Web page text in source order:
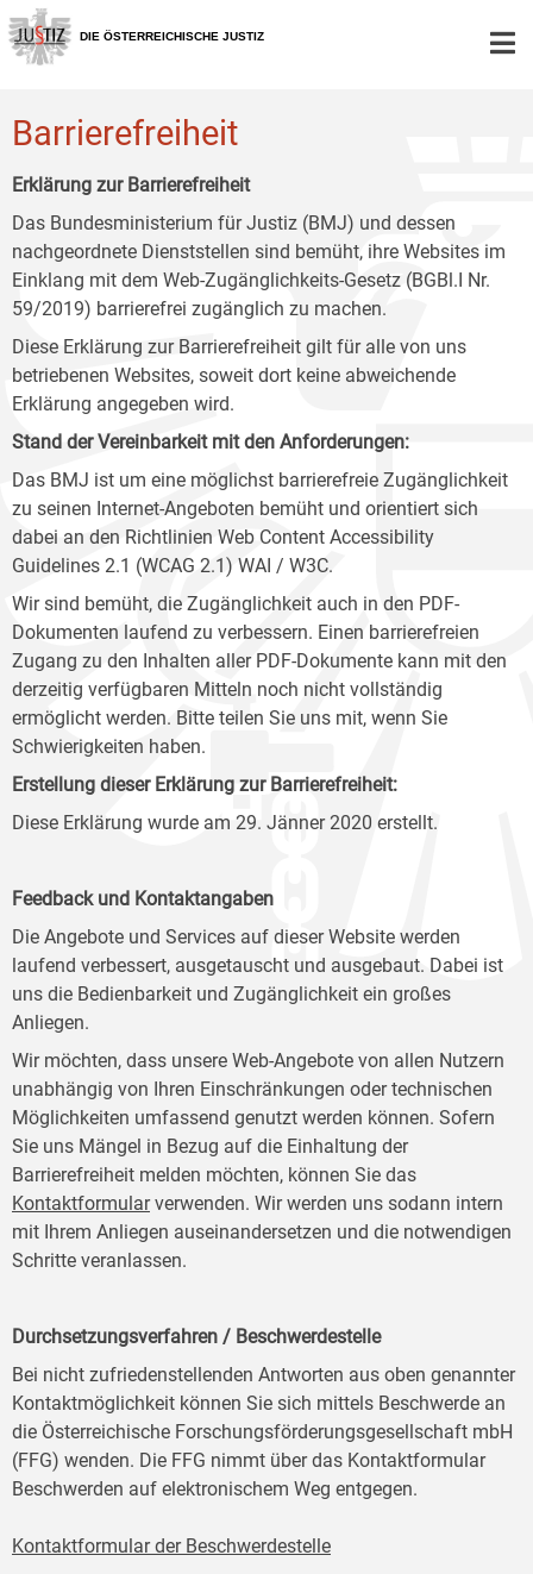
Zur
Hauptnavigation
[1]
Zum
Inhalt
[2]
Zum
Untermenü
[3]
DIE ÖSTERREICHISCHE JUSTIZ
Barrierefreiheit
Erklärung zur Barrierefreiheit
Das Bundesministerium für Justiz (BMJ) und dessen
nachgeordnete Dienststellen sind bemüht, ihre Websites im
Einklang mit dem Web-Zugänglichkeits-Gesetz (BGBl.I Nr.
59/2019) barrierefrei zugänglich zu machen.
Diese Erklärung zur Barrierefreiheit gilt für alle von uns
betriebenen Websites, soweit dort keine abweichende
Erklärung angegeben wird.
Stand der Vereinbarkeit mit den Anforderungen:
Das BMJ ist um eine möglichst barrierefreie Zugänglichkeit
zu seinen Internet-Angeboten bemüht und orientiert sich
dabei an den Richtlinien Web Content Accessibility
Guidelines 2.1 (WCAG 2.1) WAI / W3C.
Wir sind bemüht, die Zugänglichkeit auch in den PDF-
Dokumenten laufend zu verbessern. Einen barrierefreien
Zugang zu den Inhalten aller PDF-Dokumente kann mit den
derzeitig verfügbaren Mitteln noch nicht vollständig
ermöglicht werden. Bitte teilen Sie uns mit, wenn Sie
Schwierigkeiten haben.
Erstellung dieser Erklärung zur Barrierefreiheit:
Diese Erklärung wurde am 29. Jänner 2020 erstellt.
Feedback und Kontaktangaben
Die Angebote und Services auf dieser Website werden
laufend verbessert, ausgetauscht und ausgebaut. Dabei ist
uns die Bedienbarkeit und Zugänglichkeit ein großes
Anliegen.
Wir möchten, dass unsere Web-Angebote von allen Nutzern
unabhängig von Ihren Einschränkungen oder technischen
Möglichkeiten umfassend genutzt werden können. Sofern
Sie uns Mängel in Bezug auf die Einhaltung der
Barrierefreiheit melden möchten, können Sie das
Kontaktformularverwenden. Wir werden uns sodann intern
mit Ihrem Anliegen auseinandersetzen und die notwendigen
Schritte veranlassen.
Durchsetzungsverfahren / Beschwerdestelle
Bei nicht zufriedenstellenden Antworten aus oben genannter
Kontaktmöglichkeit können Sie sich mittels Beschwerde an
die Österreichische Forschungsförderungsgesellschaft mbH
(FFG) wenden. Die FFG nimmt über das Kontaktformular
Beschwerden auf elektronischem Weg entgegen.
Kontaktformular der Beschwerdestelle